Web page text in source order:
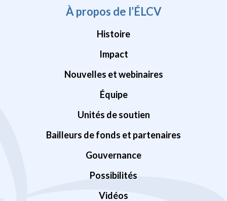
À propos de l’ÉLCV
Histoire
Impact
Nouvelles et webinaires
Équipe
Unités de soutien
Bailleurs de fonds et partenaires
Gouvernance
Possibilités
Vidéos